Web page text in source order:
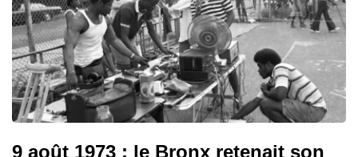
9 août 1973 : le Bronx retenait son